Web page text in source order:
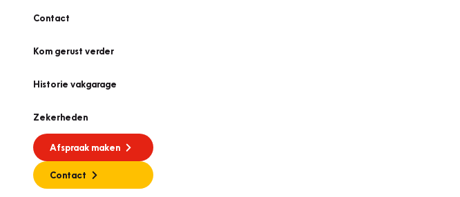
Contact
Kom gerust verder
Historie vakgarage
Zekerheden
Afspraak maken
Contact